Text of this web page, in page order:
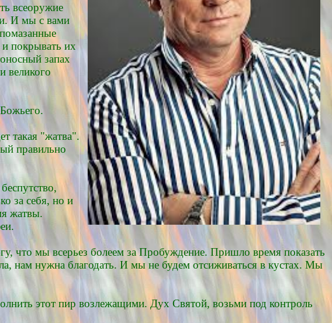
всеоружие
И мы с вами
покрывать их
запах
великого
такая "жатва".
правильно
за себя, но и
жатвы.
что мы всерьез болеем за Пробуждение. Пришло время показать
нам нужна благодать. И мы не будем отсиживаться в кустах. Мы
этот пир возлежащими. Дух Святой, возьми под контроль